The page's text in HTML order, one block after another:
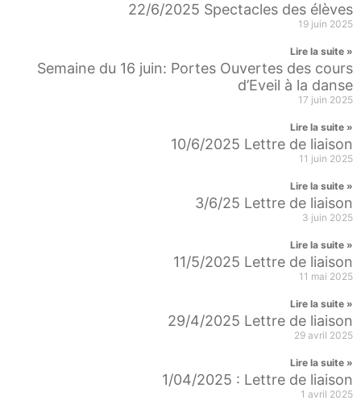
22/6/2025 Spectacles des élèves
19 juin 2025
Lire la suite »
Semaine du 16 juin: Portes Ouvertes des cours
d’Eveil à la danse
17 juin 2025
Lire la suite »
10/6/2025 Lettre de liaison
11 juin 2025
Lire la suite »
3/6/25 Lettre de liaison
3 juin 2025
Lire la suite »
11/5/2025 Lettre de liaison
11 mai 2025
Lire la suite »
29/4/2025 Lettre de liaison
29 avril 2025
Lire la suite »
1/04/2025 : Lettre de liaison
1 avril 2025